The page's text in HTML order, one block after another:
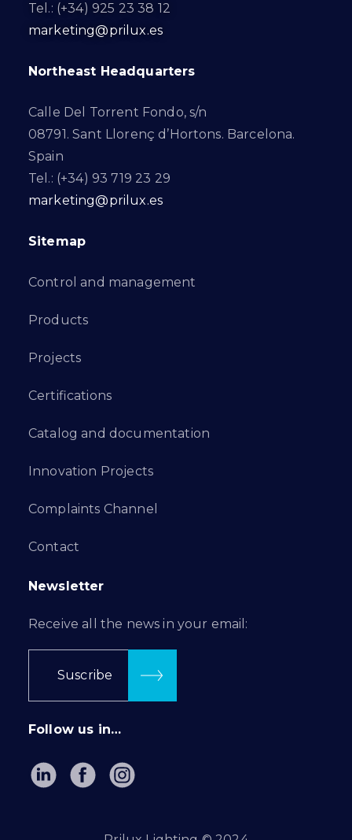
Tel.: (+34) 925 23 38 12
marketing@prilux.es
Northeast Headquarters
Calle Del Torrent Fondo, s/n
08791. Sant Llorenç d’Hortons. Barcelona.
Spain
Tel.: (+34) 93 719 23 29
marketing@prilux.es
Sitemap
Control and management
Products
Projects
Certifications
Catalog and documentation
Innovation Projects
Complaints Channel
Contact
Newsletter
Receive all the news in your email:
Suscribe
Follow us in…